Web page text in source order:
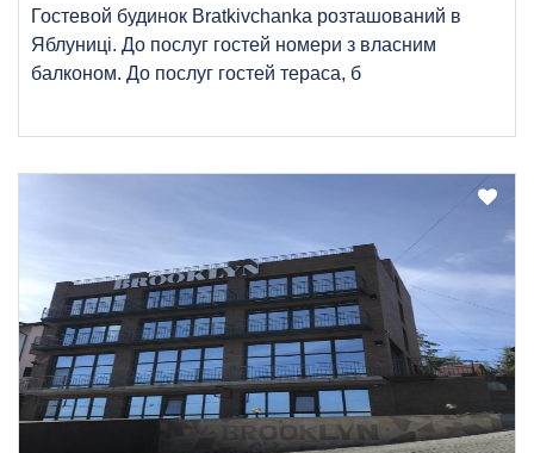
Гостевой будинок Bratkivchanka розташований в
Яблуниці. До послуг гостей номери з власним
балконом. До послуг гостей тераса, б